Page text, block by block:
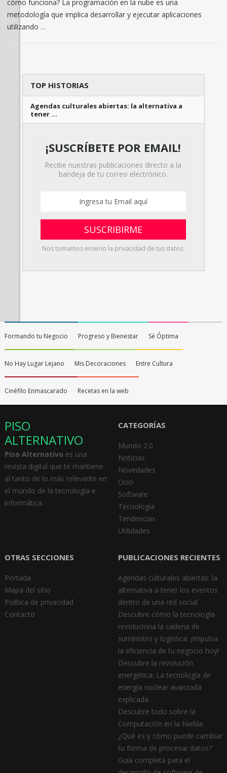
cómo funciona? La programación en la nube es una
metodología que implica desarrollar y ejecutar aplicaciones
utilizando …
TOP HISTORIAS
Agendas culturales abiertas: la alternativa a
tener …
¡SUSCRÍBETE POR EMAIL!
Recibe nuestras publicaciones directo a la
bandeja de tu correo electrónico.
Nos tomamos enserio la privacidad de tus datos.
Formando tu Negocio Progreso y Bienestar Sé Óptima
No Hay Lugar Lejano Mis Decoraciones Entre Cultura
Cinéfilo Enmascarado Recetas en la web
PISO
ALTERNATIVO
Piso Alternativo es una
revista digital que te mantiene
al tanto de lo más relevante en
el mundo de la tecnología e
informática.
CATEGORÍAS
Mundo 2.0
Noticias
Novedades
Ocio
Software
Tecnología
Tendencias
Utilidades
OTRAS SECCIONES
Portada
Mapa del sitio
Política de privacidad
Contacto
PUBLICACIONES RECIENTES
Agendas culturales abiertas: la
alternativa a tener los eventos
dentro de una red social
Descubre cómo la tecnología
revoluciona la cadena de
suministro y logística: ¡Impulsa
la eficiencia de tu negocio hoy!
Descubre la revolución
energética: La tecnología de
energía nuclear avanzada
explicada
Descubre todo sobre la
Computación en la Niebla:
¿Qué es y cómo puede cambiar
tu forma de procesar datos?
Guía completa para el